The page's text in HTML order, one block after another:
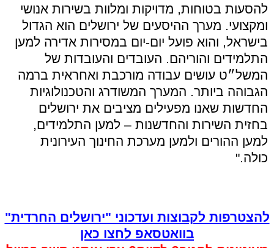
להסעות בטוחות, מדויקות ומלוות בשירות אנושי
ומקצועי. מערך ההיסעים של ירושלים הוא הגדול
בישראל, והוא פועל יום-יום במסירות אדירה למען
התלמידים והוריהם. העובדים והעובדות של
המשל״ט עושים עבודה מורכבת ואחראית ברמה
הגבוהה ביותר. המערך המשודרג והטכנולוגיות
החדשות שאנו מפעילים מציבים את ירושלים
בחזית השירות והחדשנות – למען התלמידים,
למען ההורים ולמען מערכת החינוך העירונית
כולה."
להצטרפות לקבוצות ועדכוני "ירושלים החרדית"
בוואטסאפ לחצו כאן